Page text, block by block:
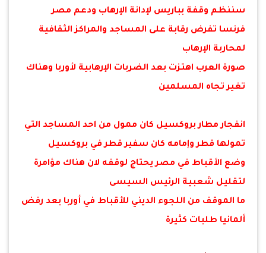
سننظم وقفة بباريس لإدانة الإرهاب ودعم مصر
فرنسا تفرض رقابة على المساجد والمراكز الثقافية
لمحاربة الإرهاب
صورة العرب اهتزت بعد الضربات الإرهابية لأوربا وهناك
تغير تجاه المسلمين
انفجار مطار بروكسيل كان ممول من احد المساجد التي
تمولها قطر وإمامه كان سفير قطر في بروكسيل
وضع الأقباط في مصر يحتاج لوقفه لان هناك مؤامرة
لتقليل شعبية الرئيس السيسى
ما الموقف من اللجوء الديني للأقباط في أوربا بعد رفض
ألمانيا طلبات كثيرة